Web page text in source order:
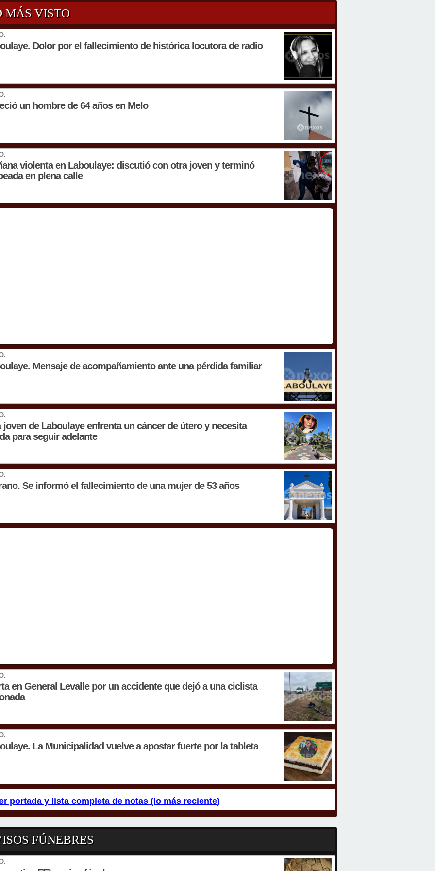
MÁS VISTO
Dolor por el fallecimiento de histórica locutora de radio
un hombre de 64 años en Melo
violenta en Laboulaye: discutió con otra joven y terminó
en plena calle
Mensaje de acompañamiento ante una pérdida familiar
joven de Laboulaye enfrenta un cáncer de útero y necesita
para seguir adelante
Se informó el fallecimiento de una mujer de 53 años
en General Levalle por un accidente que dejó a una ciclista
La Municipalidad vuelve a apostar fuerte por la tableta
portada y lista completa de notas (lo más reciente)
FÚNEBRES